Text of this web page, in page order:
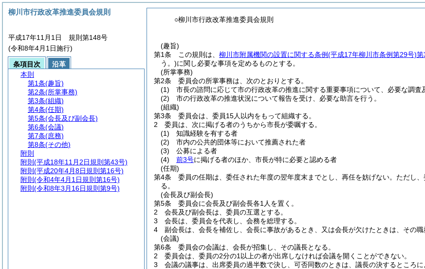
○柳川市行政改革推進委員会規則
(趣旨)
第1条
この規則は、 柳川市附属機関の設置に関する条例(平成17年柳川市条例第29号)第
う。)に関し必要な事項を定めるものとする。
(所掌事務)
第2条
委員会の所掌事務は、次のとおりとする。
(1)
市長の諮問に応じて市の行政改革の推進に関する重要事項について、必要な調査
(2)
市の行政改革の推進状況について報告を受け、必要な助言を行う。
(組織)
第3条
委員会は、委員15人以内をもって組織する。
2
委員は、次に掲げる者のうちから市長が委嘱する。
(1)
知識経験を有する者
(2)
市内の公共的団体等において推薦された者
(3)
公募による者
(4)
前3号に掲げる者のほか、市長が特に必要と認める者
(任期)
第4条
委員の任期は、委任された年度の翌年度末までとし、再任を妨げない。 ただし
る。
(会長及び副会長)
第5条
委員会に会長及び副会長各1人を置く。
2
会長及び副会長は、委員の互選とする。
3
会長は、委員会を代表し、会務を総理する。
4
副会長は、会長を補佐し、会長に事故があるとき、又は会長が欠けたときは、その職
(会議)
第6条
委員会の会議は、会長が招集し、その議長となる。
2
委員会は、委員の2分の1以上の者が出席しなければ会議を開くことができない。
3
会議の議事は、出席委員の過半数で決し、可否同数のときは、議長の決するところに
柳川市行政改革推進委員会規則
平成17年11月1日 規則第148号
(令和8年4月1日施行)
条項目次
沿革
本則
第1条(趣旨)
第2条(所掌事務)
第3条(組織)
第4条(任期)
第5条(会長及び副会長)
第6条(会議)
第7条(庶務)
第8条(その他)
附則
附則 (平成18年11月2日規則第43号)
附則 (平成20年4月8日規則第16号)
附則 (令和4年4月1日規則第16号)
附則 (令和8年3月16日規則第9号)